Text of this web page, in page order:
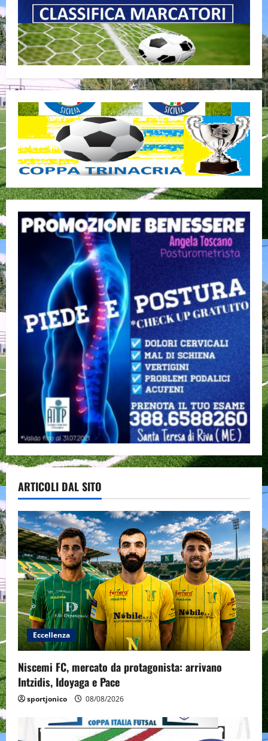
ARTICOLI DAL SITO
Eccellenza
Niscemi FC, mercato da protagonista: arrivano
Intzidis, Idoyaga e Pace
sportjonico 08/08/2026